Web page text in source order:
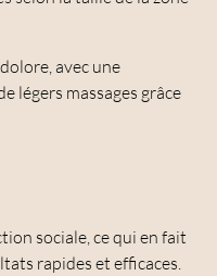
avec une
légers massages grâce
sociale, ce qui en fait
rapides et efficaces.